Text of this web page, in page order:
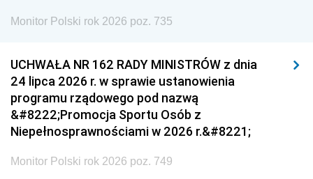
Monitor Polski rok 2026 poz. 735
UCHWAŁA NR 162 RADY MINISTRÓW z dnia
24 lipca 2026 r. w sprawie ustanowienia
programu rządowego pod nazwą
&#8222;Promocja Sportu Osób z
Niepełnosprawnościami w 2026 r.&#8221;
Monitor Polski rok 2026 poz. 749